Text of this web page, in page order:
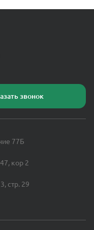
звонок
77Б
кор 2
стр. 29